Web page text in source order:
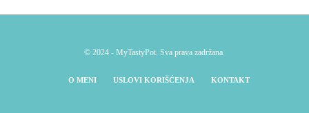
© 2024 - MyTastyPot. Sva prava zadržana.
O MENI USLOVI KORIŠĆENJA KONTAKT